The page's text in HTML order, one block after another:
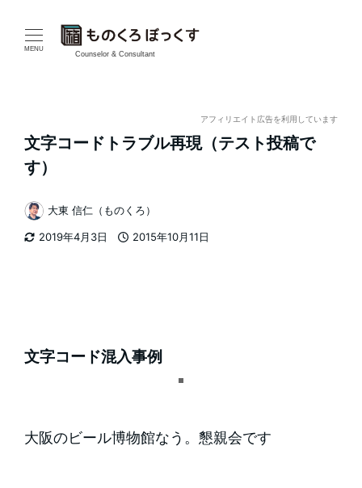
MENU
Counselor & Consultant
アフィリエイト広告を利用しています
文字コードトラブル再現（テスト投稿で
す）
2019年4月3日
2015年10月11日
著
者
大東 信仁（ものくろ）
文字コード混入事例
大阪のビール博物館なう。懇親会です